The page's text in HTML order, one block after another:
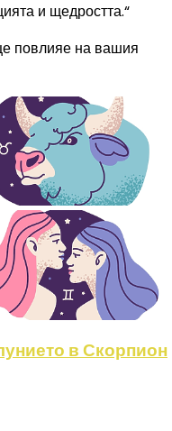
и щедростта.“
повлияе на вашия
в Скорпион